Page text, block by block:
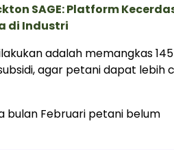
SAGE: Platform
di Industri
adalah memangkas 145
agar petani dapat lebih
bulan Februari petani belum